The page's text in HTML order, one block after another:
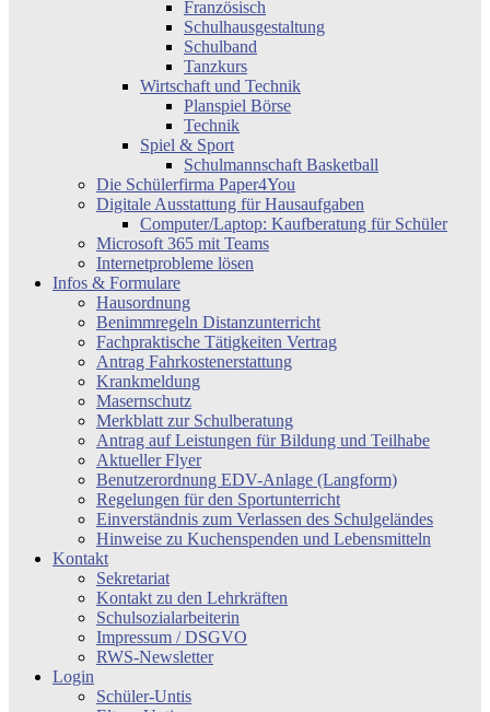
Französisch
Schulhausgestaltung
Schulband
Tanzkurs
Wirtschaft und Technik
Planspiel Börse
Technik
Spiel & Sport
Schulmannschaft Basketball
Die Schülerfirma Paper4You
Digitale Ausstattung für Hausaufgaben
Computer/Laptop: Kaufberatung für Schüler
Microsoft 365 mit Teams
Internetprobleme lösen
Infos & Formulare
Hausordnung
Benimmregeln Distanzunterricht
Fachpraktische Tätigkeiten Vertrag
Antrag Fahrkostenerstattung
Krankmeldung
Masernschutz
Merkblatt zur Schulberatung
Antrag auf Leistungen für Bildung und Teilhabe
Aktueller Flyer
Benutzerordnung EDV-Anlage (Langform)
Regelungen für den Sportunterricht
Einverständnis zum Verlassen des Schulgeländes
Hinweise zu Kuchenspenden und Lebensmitteln
Kontakt
Sekretariat
Kontakt zu den Lehrkräften
Schulsozialarbeiterin
Impressum / DSGVO
RWS-Newsletter
Login
Schüler-Untis